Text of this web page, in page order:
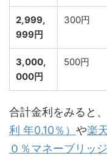
2,999,
999円
300円
3,000,
000円
500円
合計金利をみると、
利 年0.10％） や楽
０％マネーブリッ